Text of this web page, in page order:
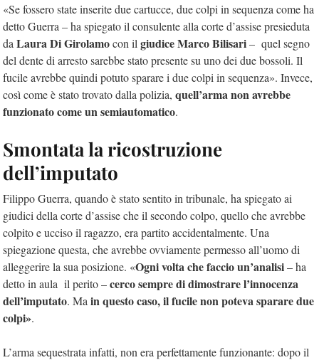
«Se fossero state inserite due cartucce, due colpi in sequenza come ha
detto Guerra – ha spiegato il consulente alla corte d’assise presieduta
da Laura Di Girolamocon il giudice Marco Bilisari– quel segno
del dente di arresto sarebbe stato presente su uno dei due bossoli. Il
fucile avrebbe quindi potuto sparare i due colpi in sequenza». Invece,
così come è stato trovato dalla polizia, quell’arma non avrebbe
funzionato come un semiautomatico.
Smontata la ricostruzione
dell’imputato
Filippo Guerra, quando è stato sentito in tribunale, ha spiegato ai
giudici della corte d’assise che il secondo colpo, quello che avrebbe
colpito e ucciso il ragazzo, era partito accidentalmente. Una
spiegazione questa, che avrebbe ovviamente permesso all’uomo di
alleggerire la sua posizione. «Ogni volta che faccio un’analisi– ha
detto in aula il perito –cerco sempre di dimostrare l’innocenza
dell’imputato. Ma in questo caso, il fucile non poteva sparare due
colpi».
L’arma sequestrata infatti, non era perfettamente funzionante: dopo il